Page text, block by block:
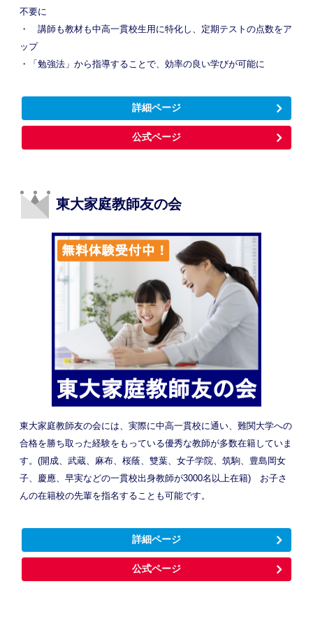
不要に
・ 講師も教材も中高一貫校生用に特化し、定期テストの点数をア
ップ
・「勉強法」から指導することで、効率の良い学びが可能に
詳細ページ
公式ページ
東大家庭教師友の会
東大家庭教師友の会には、実際に中高一貫校に通い、難関大学への
合格を勝ち取った経験をもっている優秀な教師が多数在籍していま
す。(開成、武蔵、麻布、桜蔭、雙葉、女子学院、筑駒、豊島岡女
子、慶應、早実などの一貫校出身教師が3000名以上在籍) お子さ
んの在籍校の先輩を指名することも可能です。
詳細ページ
公式ページ